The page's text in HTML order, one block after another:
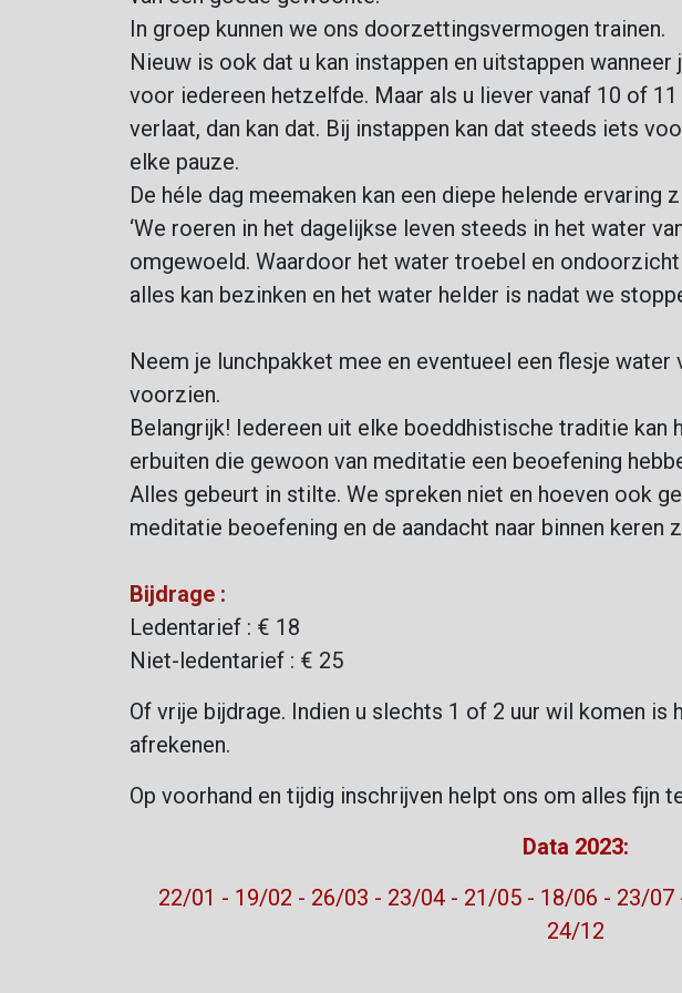
In groep kunnen we ons doorzettingsvermogen trainen.
Nieuw is ook dat u kan instappen en uitstappen
voor iedereen hetzelfde. Maar als u liever vanaf 10 of
verlaat, dan kan dat. Bij instappen kan dat steeds iets
elke pauze.
De héle dag meemaken kan een diepe helende ervaring
‘We roeren in het dagelijkse leven steeds in het water
omgewoeld. Waardoor het water troebel en
alles kan bezinken en het water helder is nadat we
Neem je lunchpakket mee en eventueel een flesje water
voorzien.
Belangrijk! Iedereen uit elke boeddhistische traditie kan
erbuiten die gewoon van meditatie een beoefening
Alles gebeurt in stilte. We spreken niet en hoeven ook
meditatie beoefening en de aandacht naar binnen keren
Bijdrage :
Ledentarief : € 18
Niet-ledentarief : € 25
Of vrije bijdrage. Indien u slechts 1 of 2 uur wil komen is
afrekenen.
Op voorhand en tijdig inschrijven helpt ons om alles fijn
Data 2023:
22/01 - 19/02 - 26/03 - 23/04 - 21/05 - 18/06 - 23/
24/12